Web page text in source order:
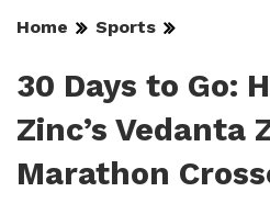
Home Sports
30 Days to Go:
Zinc’s Vedanta
Marathon